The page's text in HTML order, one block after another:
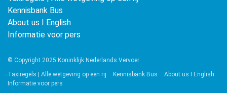
Kennisbank Bus
About us ǀ English
Informatie voor pers
© Copyright 2025 Koninklijk Nederlands Vervoer
Taxiregels | Alle wetgeving op een rij
Kennisbank Bus
About us ǀ English
Informatie voor pers